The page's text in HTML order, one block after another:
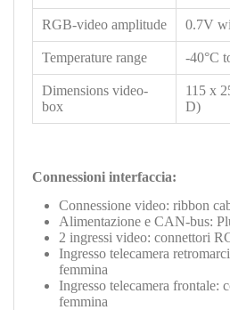
RGB-video amplitude 0.7V
Temperature range -40°C
Dimensions video-
box
115 x
D)
Connessioni interfaccia:
Connessione video: ribbon
Alimentazione e CAN-bus:
2 ingressi video: connettori
Ingresso telecamera
femmina
Ingresso telecamera frontale:
femmina